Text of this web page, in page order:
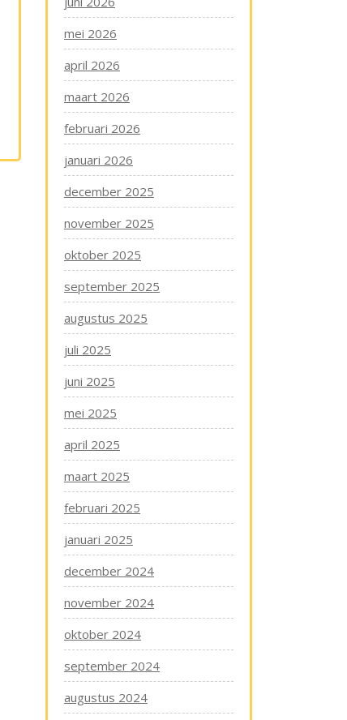
mei 2026
april 2026
maart 2026
februari 2026
januari 2026
december 2025
november 2025
oktober 2025
september 2025
augustus 2025
juli 2025
juni 2025
mei 2025
april 2025
maart 2025
februari 2025
januari 2025
december 2024
november 2024
oktober 2024
september 2024
augustus 2024